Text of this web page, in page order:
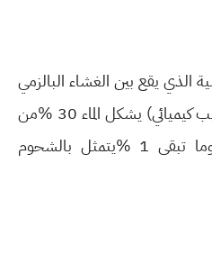
الذي يقع بين الغشاء البالزمي
كيميائي)
يشكل الماء 30 %من
مكوناته والبروتينات 11 %وما تبقى 1 %يتمثل بالشحوم